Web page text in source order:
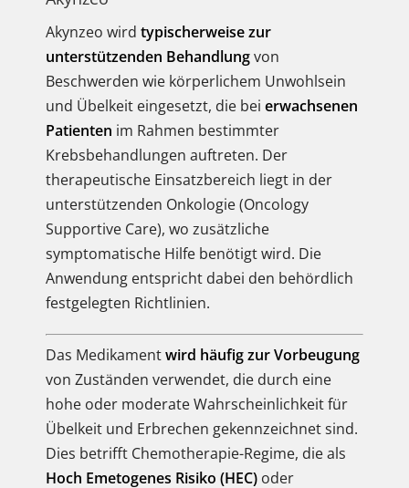
Akynzeo wird typischerweise zur
unterstützenden Behandlungvon
Beschwerden wie körperlichem Unwohlsein
und Übelkeit eingesetzt, die bei erwachsenen
Patienten im Rahmen bestimmter
Krebsbehandlungen auftreten. Der
therapeutische Einsatzbereich liegt in der
unterstützenden Onkologie (Oncology
Supportive Care), wo zusätzliche
symptomatische Hilfe benötigt wird. Die
Anwendung entspricht dabei den behördlich
festgelegten Richtlinien.
Das Medikamentwird häufig zur Vorbeugung
von Zuständen verwendet, die durch eine
hohe oder moderate Wahrscheinlichkeit für
Übelkeit und Erbrechen gekennzeichnet sind.
Dies betrifft Chemotherapie-Regime, die als
Hoch Emetogenes Risiko (HEC) oder